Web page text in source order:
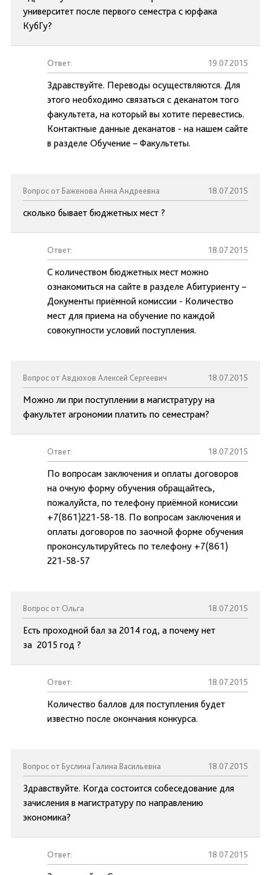
университет после первого семестра с юрфака
КубГу?
Ответ: 19.07.2015
Здравствуйте. Переводы осуществляются. Для
этого необходимо связаться с деканатом того
факультета, на который вы хотите перевестись.
Контактные данные деканатов - на нашем сайте
в разделе Обучение – Факультеты.
Вопрос от Баженова Анна Андреевна 18.07.2015
сколько бывает бюджетных мест ?
Ответ: 18.07.2015
С количеством бюджетных мест можно
ознакомиться на сайте в разделе Абитуриенту –
Документы приёмной комиссии - Количество
мест для приема на обучение по каждой
совокупности условий поступления.
Вопрос от Авдюхов Алексей Сергеевич 18.07.2015
Можно ли при поступлении в магистратуру на
факультет агрономии платить по семестрам?
Ответ: 18.07.2015
По вопросам заключения и оплаты договоров
на очную форму обучения обращайтесь,
пожалуйста, по телефону приёмной комиссии
+7(861)221-58-18. По вопросам заключения и
оплаты договоров по заочной форме обучения
проконсультируйтесь по телефону +7(861)
221-58-57
Вопрос от Ольга 18.07.2015
Есть проходной бал за 2014 год, а почему нет
за 2015 год ?
Ответ: 18.07.2015
Количество баллов для поступления будет
известно после окончания конкурса.
Вопрос от Буслина Галина Васильевна 18.07.2015
Здравствуйте. Когда состоится собеседование для
зачисления в магистратуру по направлению
экономика?
Ответ: 18.07.2015